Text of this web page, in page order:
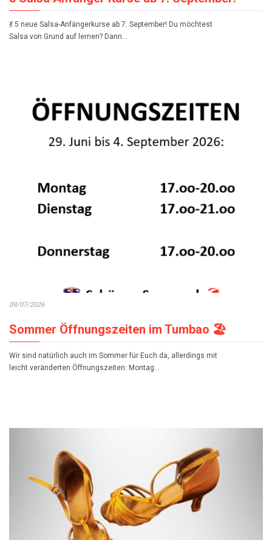
💃 5 neue Salsa-Anfängerkurse ab 7. September! Du möchtest
Salsa von Grund auf lernen? Dann…
09/07/2026
Sommer Öffnungszeiten im Tumbao 🏖️
Wir sind natürlich auch im Sommer für Euch da, allerdings mit
leicht veränderten Öffnungszeiten: Montag…